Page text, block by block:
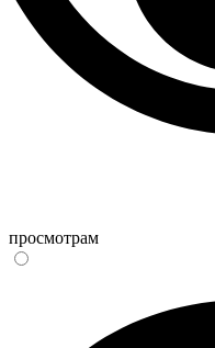
просмотрам